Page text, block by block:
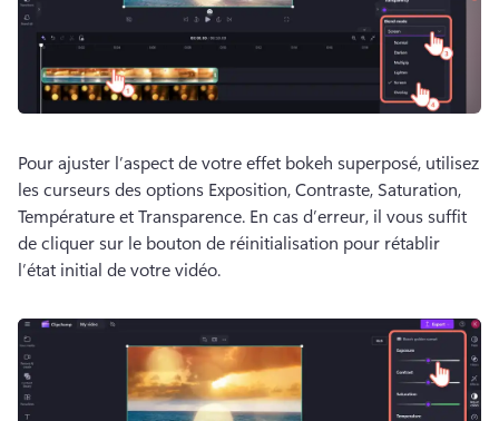
Pour ajuster l’aspect de votre effet bokeh superposé, utilisez
les curseurs des options Exposition, Contraste, Saturation,
Température et Transparence. En cas d’erreur, il vous suffit
de cliquer sur le bouton de réinitialisation pour rétablir
l’état initial de votre vidéo.